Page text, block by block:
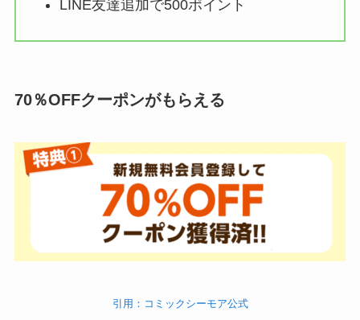
LINE友達追加で500ポイント
70％OFFクーポンがもらえる
引用：コミックシーモア公式